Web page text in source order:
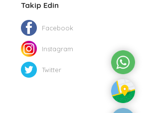
Takip Edin
Facebook
Instagram
Twitter